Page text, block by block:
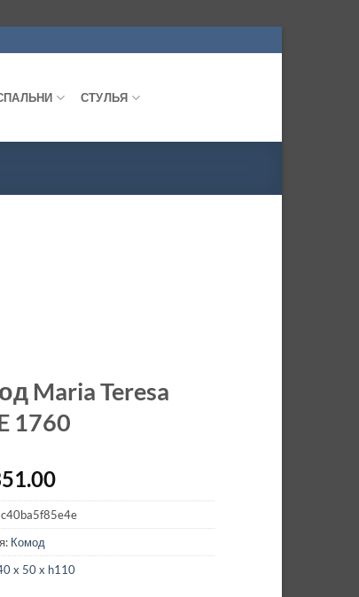
СТУЛЬЯ
Maria Teresa
1760
c40ba5f85e4e
Комод
x 50 x h110